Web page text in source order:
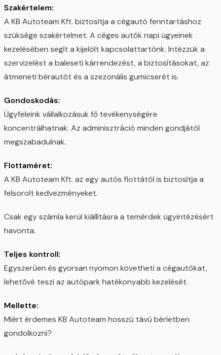
Szakértelem:
A KB Autoteam Kft. biztosítja a cégautó fenntartáshoz
szüksége szakértelmet. A céges autók napi ügyeinek
kezelésében segít a kijelölt kapcsolattartónk. Intézzük a
szervizelést a baleseti kárrendezést, a biztosításokat, az
átmeneti bérautót és a szezonális gumicserét is.
Gondoskodás:
Ügyfeleink vállalkozásuk fő tevékenységére
koncentrálhatnak. Az adminisztráció minden gondjától
megszabadulnak.
Flottaméret:
A KB Autoteam Kft. az egy autós flottától is biztosítja a
felsorolt kedvezményeket.
Csak egy számla kerül kiállításra a temérdek ügyintézésért
havonta.
Teljes kontroll:
Egyszerűen és gyorsan nyomon követheti a cégautókat,
lehetővé teszi az autópark hatékonyabb kezelését.
Mellette:
Miért érdemes KB Autoteam hosszú távú bérletben
gondolkozni?